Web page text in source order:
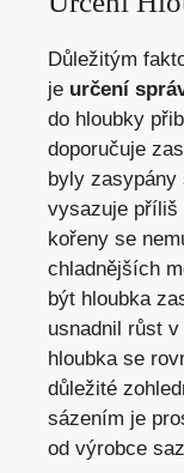
Důležitým
je určení
do hloubky
doporučuje
byly zasypány
vysazuje příliš
kořeny se
chladnějších
být hloubka
usnadnil růst
hloubka se
důležité
sázením je
od výrobce